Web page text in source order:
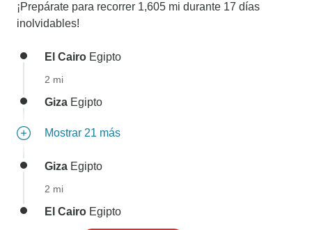
¡Prepárate para recorrer 1,605 mi durante 17 días
inolvidables!
El Cairo Egipto
2 mi
Giza Egipto
Mostrar 21 más
Giza Egipto
2 mi
El Cairo Egipto